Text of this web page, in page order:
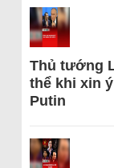
Thủ tướng
thể khi xin
Putin